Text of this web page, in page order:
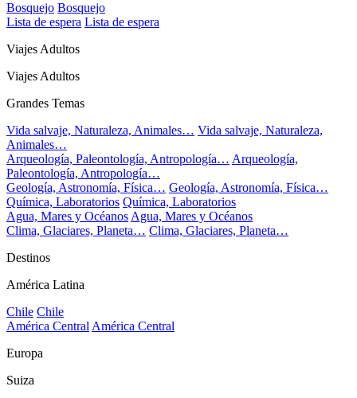
Bosquejo Bosquejo
Lista de espera Lista de espera
Viajes Adultos
Viajes Adultos
Grandes Temas
Vida salvaje, Naturaleza, Animales… Vida salvaje, Naturaleza,
Animales…
Arqueología, Paleontología, Antropología… Arqueología,
Paleontología, Antropología…
Geología, Astronomía, Física… Geología, Astronomía, Física…
Química, Laboratorios Química, Laboratorios
Agua, Mares y OcéanosAgua, Mares y Océanos
Clima, Glaciares, Planeta… Clima, Glaciares, Planeta…
Destinos
América Latina
Chile Chile
América CentralAmérica Central
Europa
Suiza